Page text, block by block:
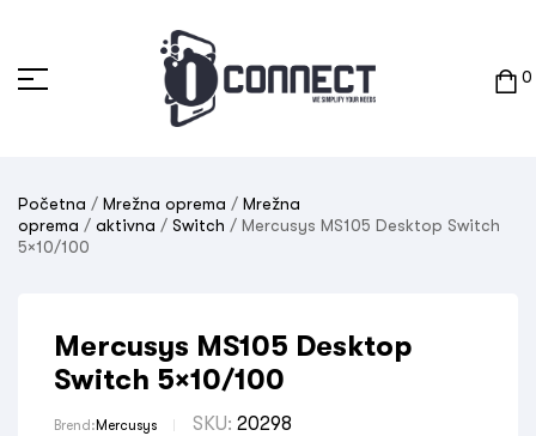
0
Početna / Mrežna oprema / Mrežna
oprema / aktivna / Switch / Mercusys MS105 Desktop Switch
5×10/100
Mercusys MS105 Desktop
Switch 5×10/100
Brend: Mercusys SKU: 20298